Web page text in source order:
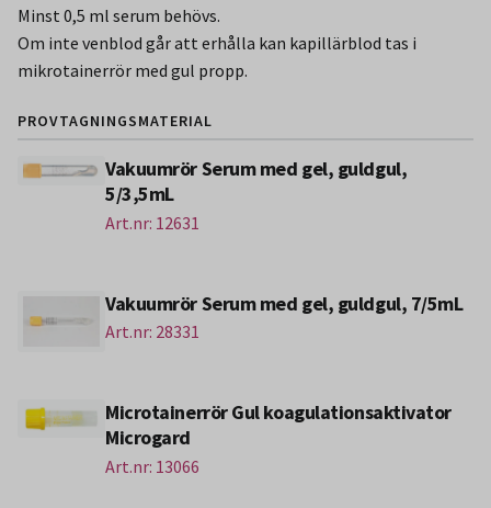
Minst 0,5 ml serum behövs.
Om inte venblod går att erhålla kan kapillärblod tas i
mikrotainerrör med gul propp.
PROVTAGNINGSMATERIAL
Vakuumrör Serum med gel, guldgul,
5/3,5mL
Art.nr: 12631
Vakuumrör Serum med gel, guldgul, 7/5mL
Art.nr: 28331
Microtainerrör Gul koagulationsaktivator
Microgard
Art.nr: 13066